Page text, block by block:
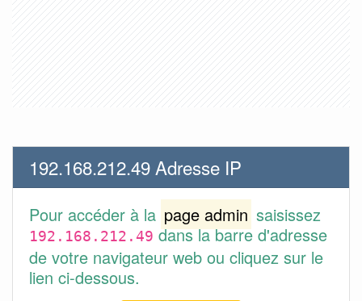
192.168.212.49 Adresse IP
Pour accéder à la page admin saisissez
192.168.212.49 dans la barre d'adresse
de votre navigateur web ou cliquez sur le
lien ci-dessous.